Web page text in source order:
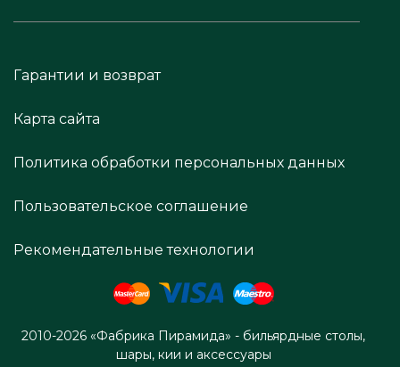
Гарантии и возврат
Карта сайта
Политика обработки персональных данных
Пользовательское соглашение
Рекомендательные технологии
2010-2026 «Фабрика Пирамида» - бильярдные столы,
шары, кии и аксессуары